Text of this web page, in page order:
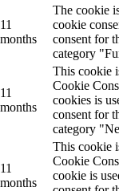
11
months
The cookie
cookie
consent for
category
11
months
This cookie
Cookie
cookies is
consent for
category
11
months
This cookie
Cookie
cookie is